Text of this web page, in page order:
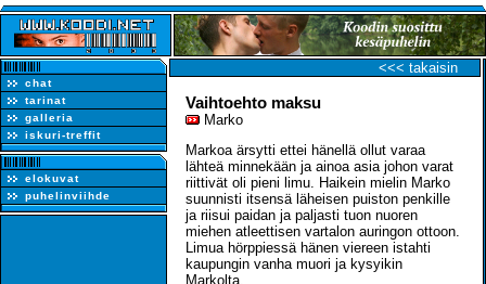
chat
tarinat
galleria
iskuri-treffit
elokuvat
puhelinviihde
<<< takaisin
Vaihtoehto maksu
Marko
Markoa ärsytti ettei hänellä ollut varaa
lähteä minnekään ja ainoa asia johon varat
riittivät oli pieni limu. Haikein mielin Marko
suunnisti itsensä läheisen puiston penkille
ja riisui paidan ja paljasti tuon nuoren
miehen atleettisen vartalon auringon ottoon.
Limua hörppiessä hänen viereen istahti
kaupungin vanha muori ja kysyikin
Markolta.